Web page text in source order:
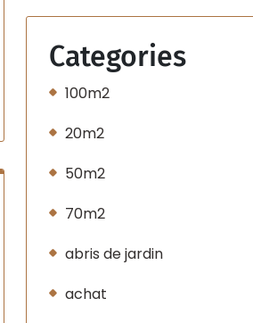
Categories
100m2
20m2
50m2
70m2
abris de jardin
achat